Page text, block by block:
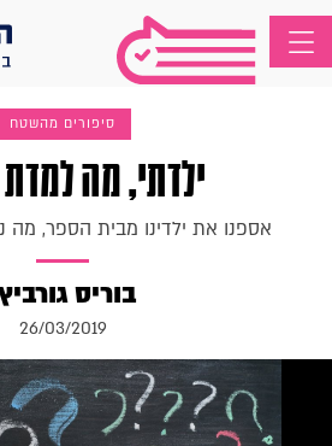
סיפורים מהשטח
ילדתי, מה
אספנו את ילדינו מבית הספר, מה
בוריס
26/03/2019